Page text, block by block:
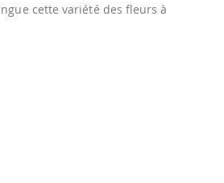
cette variété des fleurs à